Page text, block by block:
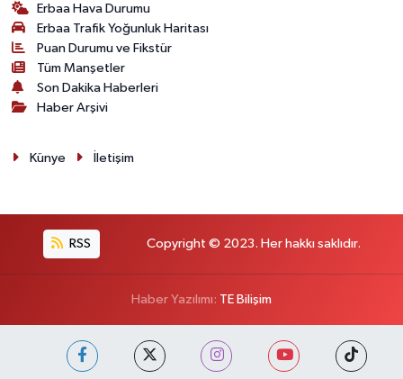
Erbaa Hava Durumu
Erbaa Trafik Yoğunluk Haritası
Puan Durumu ve Fikstür
Tüm Manşetler
Son Dakika Haberleri
Haber Arşivi
Künye İletişim
RSS Copyright © 2023. Her hakkı saklıdır.
Haber Yazılımı: TE Bilişim